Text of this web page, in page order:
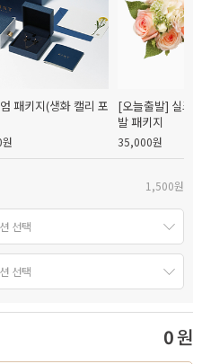
패키지(생화 캘리 포
[오늘출발] 실크
발 패키지
35,000원
1,500원
0원